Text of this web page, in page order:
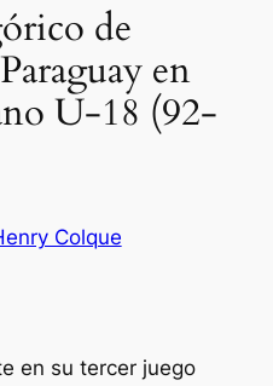
de
en
U-18 (92-
Colque
en su tercer juego